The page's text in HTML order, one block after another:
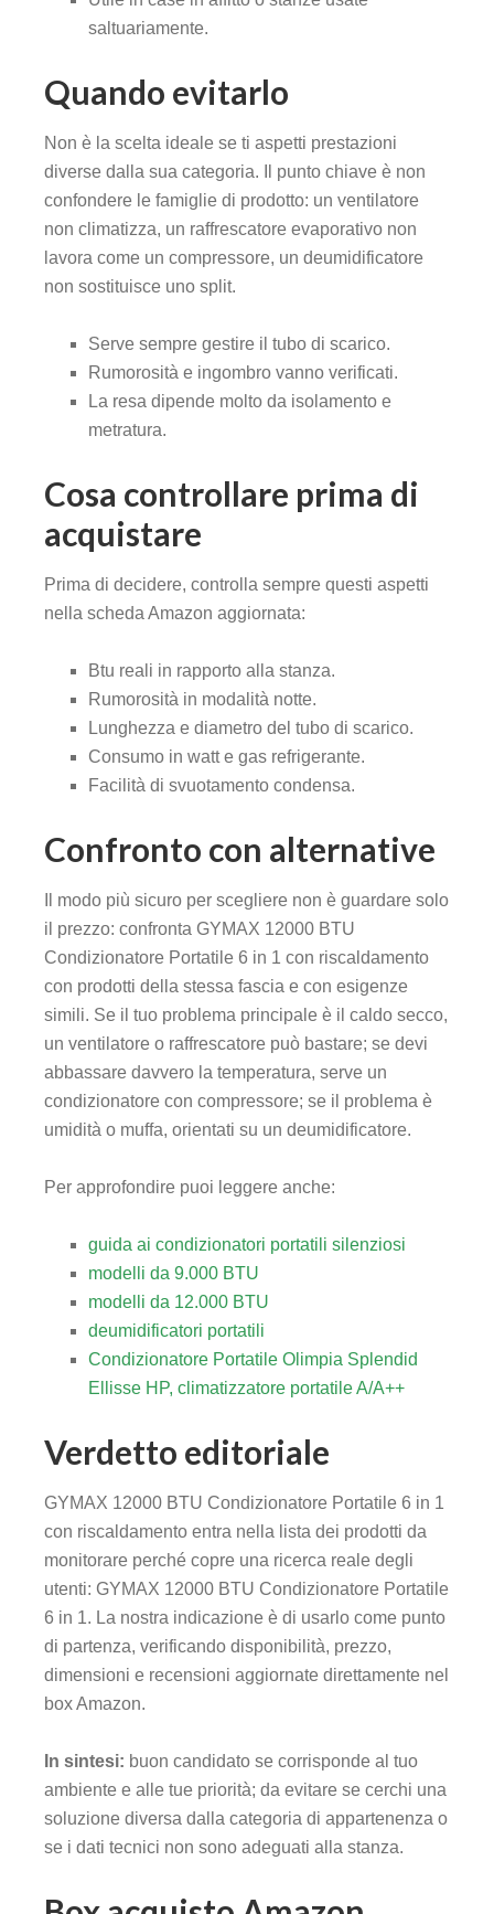
saltuariamente.
Quando evitarlo
Non è la scelta ideale se ti aspetti prestazioni
diverse dalla sua categoria. Il punto chiave è non
confondere le famiglie di prodotto: un ventilatore
non climatizza, un raffrescatore evaporativo non
lavora come un compressore, un deumidificatore
non sostituisce uno split.
Serve sempre gestire il tubo di scarico.
Rumorosità e ingombro vanno verificati.
La resa dipende molto da isolamento e
metratura.
Cosa controllare prima di
acquistare
Prima di decidere, controlla sempre questi aspetti
nella scheda Amazon aggiornata:
Btu reali in rapporto alla stanza.
Rumorosità in modalità notte.
Lunghezza e diametro del tubo di scarico.
Consumo in watt e gas refrigerante.
Facilità di svuotamento condensa.
Confronto con alternative
Il modo più sicuro per scegliere non è guardare solo
il prezzo: confronta GYMAX 12000 BTU
Condizionatore Portatile 6 in 1 con riscaldamento
con prodotti della stessa fascia e con esigenze
simili. Se il tuo problema principale è il caldo secco,
un ventilatore o raffrescatore può bastare; se devi
abbassare davvero la temperatura, serve un
condizionatore con compressore; se il problema è
umidità o muffa, orientati su un deumidificatore.
Per approfondire puoi leggere anche:
guida ai condizionatori portatili silenziosi
modelli da 9.000 BTU
modelli da 12.000 BTU
deumidificatori portatili
Condizionatore Portatile Olimpia Splendid
Ellisse HP, climatizzatore portatile A/A++
Verdetto editoriale
GYMAX 12000 BTU Condizionatore Portatile 6 in 1
con riscaldamento entra nella lista dei prodotti da
monitorare perché copre una ricerca reale degli
utenti: GYMAX 12000 BTU Condizionatore Portatile
6 in 1. La nostra indicazione è di usarlo come punto
di partenza, verificando disponibilità, prezzo,
dimensioni e recensioni aggiornate direttamente nel
box Amazon.
In sintesi: buon candidato se corrisponde al tuo
ambiente e alle tue priorità; da evitare se cerchi una
soluzione diversa dalla categoria di appartenenza o
se i dati tecnici non sono adeguati alla stanza.